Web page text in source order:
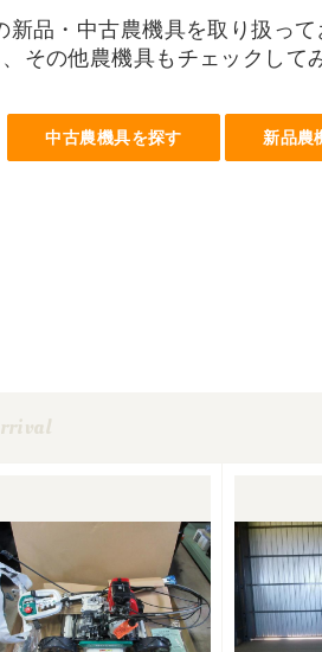
品・中古農機具を取り扱って
その他農機具もチェックして
中古農機具を探す 新品農